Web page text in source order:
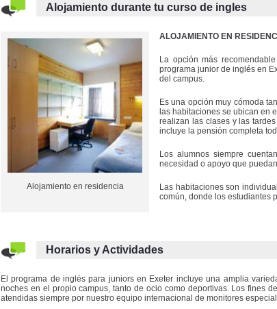
Alojamiento durante tu curso de ingles
Alojamiento en residencia
ALOJAMIENTO EN
La opción más
programa junior de inglés en
del campus.
Es una opción muy cómoda
las habitaciones se ubican en
realizan las clases y las
incluye la pensión completa
Los alumnos siempre
necesidad o apoyo que
Las habitaciones son
común, donde los estudiantes
Horarios y Actividades
El programa de inglés para juniors en Exeter incluye una amplia
noches en el propio campus, tanto de ocio como deportivas. Los fines
atendidas siempre por nuestro equipo internacional de monitores